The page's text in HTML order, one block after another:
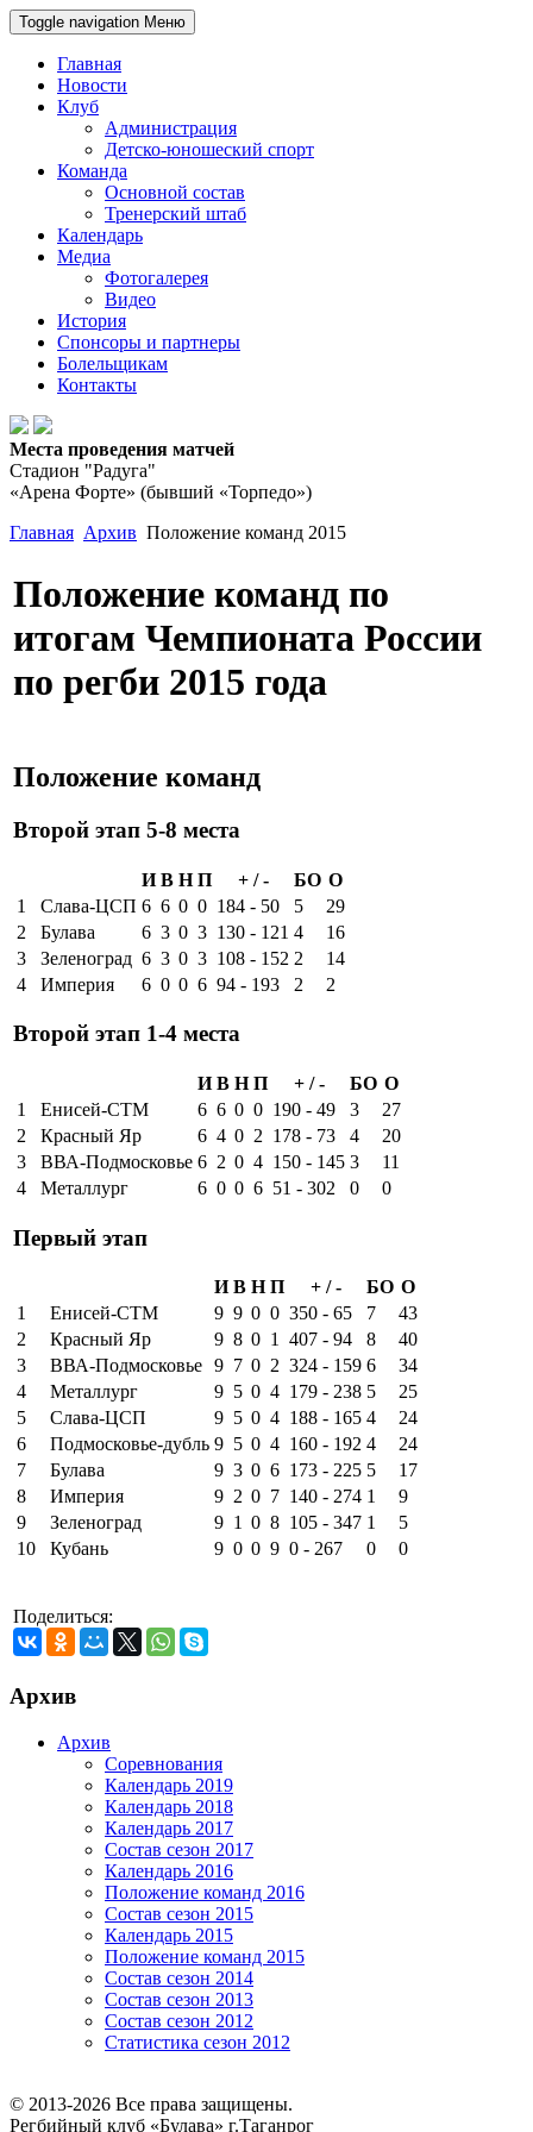
Toggle navigation Меню
Главная
Новости
Клуб
Администрация
Детско-юношеский спорт
Команда
Основной состав
Тренерский штаб
Календарь
Медиа
Фотогалерея
Видео
История
Спонсоры и партнеры
Болельщикам
Контакты
Места проведения матчей
Стадион "Радуга"
«Арена Форте» (бывший «Торпедо»)
Главная Архив Положение команд 2015
Положение команд по
итогам Чемпионата России
по регби 2015 года
Положение команд
Второй этап 5-8 места
И В Н П + / - БО О
1
Слава-ЦСП 6 6 0 0 184 - 50 5
29
2
Булава 6 3 0 3 130 - 121 4
16
3
Зеленоград 6 3 0 3 108 - 152 2
14
4
Империя 6 0 0 6 94 - 193 2 2
Второй этап 1-4 места
И В Н П + / - БО О
1
Енисей-СТМ 6 6 0 0 190 - 49 3
27
2
Красный Яр 6 4 0 2 178 - 73 4
20
3
ВВА-Подмосковье 6 2 0 4 150 - 145 3
11
4
Металлург 6 0 0 6 51 - 302 0 0
Первый этап
И В Н П + / - БО О
1
Енисей-СТМ 9 9 0 0 350 - 65 7
43
2
Красный Яр 9 8 0 1 407 - 94 8
40
3
ВВА-Подмосковье 9 7 0 2 324 - 159 6
34
4
Металлург 9 5 0 4 179 - 238 5
25
5
Слава-ЦСП 9 5 0 4 188 - 165 4
24
6
Подмосковье-дубль 9 5 0 4 160 - 192 4
24
7
Булава 9 3 0 6 173 - 225 5
17
8
Империя 9 2 0 7 140 - 274 1
9
9
Зеленоград 9 1 0 8 105 - 347 1
5
10
Кубань 9 0 0 9 0 - 267 0 0
Поделиться:
Архив
Архив
Соревнования
Календарь 2019
Календарь 2018
Календарь 2017
Состав сезон 2017
Календарь 2016
Положение команд 2016
Состав сезон 2015
Календарь 2015
Положение команд 2015
Состав сезон 2014
Состав сезон 2013
Состав сезон 2012
Статистика сезон 2012
© 2013-2026 Все права защищены.
Регбийный клуб «Булава» г.Таганрог